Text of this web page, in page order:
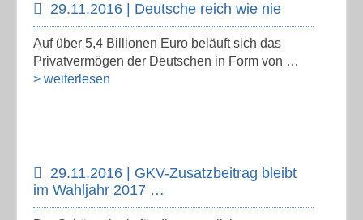
29.11.2016 | Deutsche reich wie nie
Auf über 5,4 Billionen Euro beläuft sich das
Privatvermögen der Deutschen in Form von …
> weiterlesen
29.11.2016 | GKV-Zusatzbeitrag bleibt
im Wahljahr 2017 …